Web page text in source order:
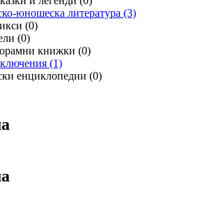
юношеска литература (3)
(0)
(0)
книжки (0)
(1)
енциклопедии (0)